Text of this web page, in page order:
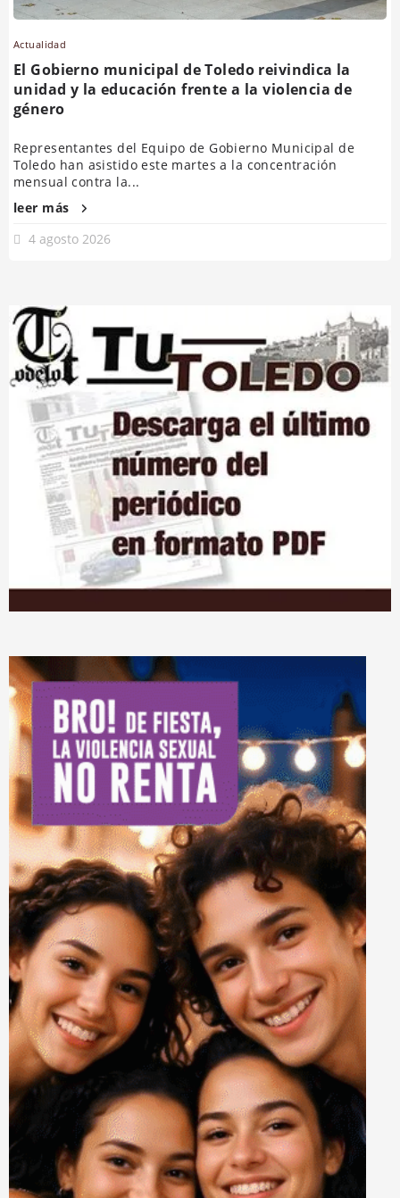
Actualidad
El Gobierno municipal de Toledo reivindica la
unidad y la educación frente a la violencia de
género
Representantes del Equipo de Gobierno Municipal de
Toledo han asistido este martes a la concentración
mensual contra la...
leer más
4 agosto 2026